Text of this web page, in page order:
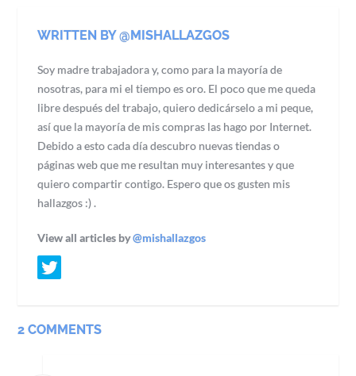
WRITTEN BY @MISHALLAZGOS
Soy madre trabajadora y, como para la mayoría de
nosotras, para mi el tiempo es oro. El poco que me queda
libre después del trabajo, quiero dedicárselo a mi peque,
así que la mayoría de mis compras las hago por Internet.
Debido a esto cada día descubro nuevas tiendas o
páginas web que me resultan muy interesantes y que
quiero compartir contigo. Espero que os gusten mis
hallazgos :) .
View all articles by@mishallazgos
2 COMMENTS